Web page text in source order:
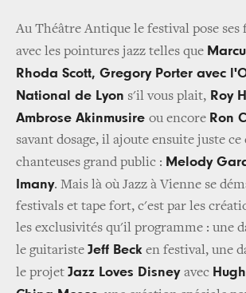
Au Théâtre Antique le festival pose
avec les pointures jazz telles que
Rhoda Scott, Gregory Porter avec
National de Lyon s'il vous plait, Roy
Ambrose Akinmusire ou encore Ron
savant dosage, il ajoute ensuite juste
chanteuses grand public : Melody
Imany. Mais là où Jazz à Vienne se
festivals et tape fort, c'est par les
les exclusivités qu'il programme : une
le guitariste Jeff Beck en festival, une
le projet Jazz Loves Disney avec